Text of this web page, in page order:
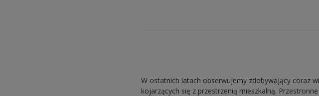
W ostatnich latach obserwujemy zdobywający coraz
kojarzących się z przestrzenią mieszkalną.